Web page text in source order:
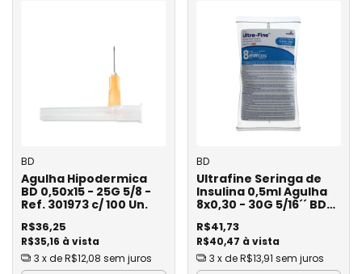
BD
Agulha Hipodermica
BD 0,50x15 - 25G 5/8 -
Ref. 301973 c/ 100 Un.
R$35,16 à vista
R$36,25
3 x deR$12,08 sem juros
BD
Ultrafine Seringa de
Insulina 0,5ml Agulha
8x0,30 - 30G 5/16´´ BD
R$40,47 à vista
R$41,73
3 x deR$13,91 sem juros